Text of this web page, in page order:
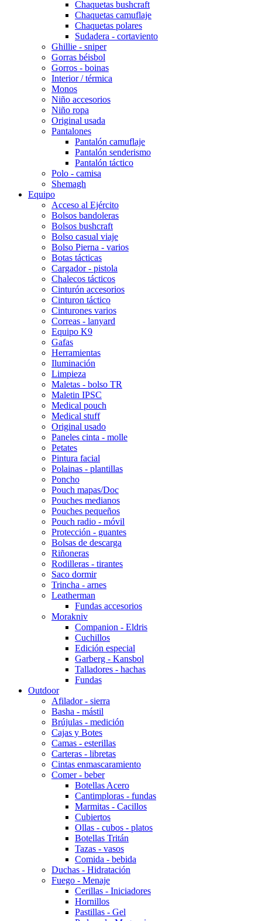
Chaquetas bushcraft
Chaquetas camuflaje
Chaquetas polares
Sudadera - cortaviento
Ghillie - sniper
Gorras béisbol
Gorros - boinas
Interior / térmica
Monos
Niño accesorios
Niño ropa
Original usada
Pantalones
Pantalón camuflaje
Pantalón senderismo
Pantalón táctico
Polo - camisa
Shemagh
Equipo
Acceso al Ejército
Bolsos bandoleras
Bolsos bushcraft
Bolso casual viaje
Bolso Pierna - varios
Botas tácticas
Cargador - pistola
Chalecos tácticos
Cinturón accesorios
Cinturon táctico
Cinturones varios
Correas - lanyard
Equipo K9
Gafas
Herramientas
Iluminación
Limpieza
Maletas - bolso TR
Maletin IPSC
Medical pouch
Medical stuff
Original usado
Paneles cinta - molle
Petates
Pintura facial
Polainas - plantillas
Poncho
Pouch mapas/Doc
Pouches medianos
Pouches pequeños
Pouch radio - móvil
Protección - guantes
Bolsas de descarga
Riñoneras
Rodilleras - tirantes
Saco dormir
Trincha - arnes
Leatherman
Fundas accesorios
Morakniv
Companion - Eldris
Cuchillos
Edición especial
Garberg - Kansbol
Talladores - hachas
Fundas
Outdoor
Afilador - sierra
Basha - mástil
Brújulas - medición
Cajas y Botes
Camas - esterillas
Carteras - libretas
Cintas enmascaramiento
Comer - beber
Botellas Acero
Cantimploras - fundas
Marmitas - Cacillos
Cubiertos
Ollas - cubos - platos
Botellas Tritán
Tazas - vasos
Comida - bebida
Duchas - Hidratación
Fuego - Menaje
Cerillas - Iniciadores
Hornillos
Pastillas - Gel